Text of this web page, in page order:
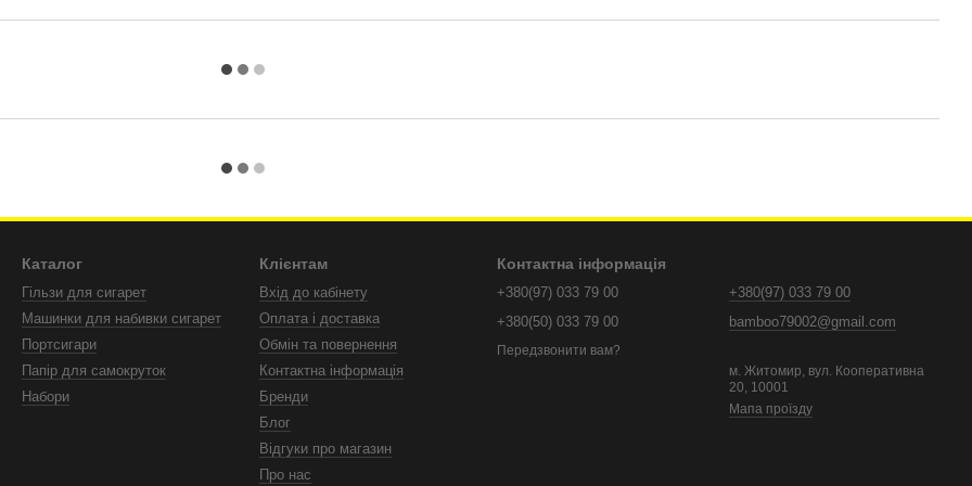
Каталог
Гільзи для сигарет
Машинки для набивки сигарет
Портсигари
Папір для самокруток
Набори
Клієнтам
Вхід до кабінету
Оплата і доставка
Обмін та повернення
Контактна інформація
Бренди
Блог
Відгуки про магазин
Про нас
Контактна інформація
+380(97) 033 79 00
+380(50) 033 79 00
Передзвонити вам?
+380(97) 033 79 00
bamboo79002@gmail.com
м. Житомир, вул. Кооперативна
20, 10001
Мапа проїзду